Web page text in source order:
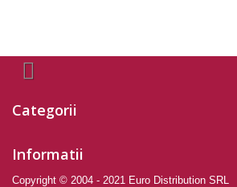
Categorii
Informatii
Copyright © 2004 - 2021 Euro Distribution SRL